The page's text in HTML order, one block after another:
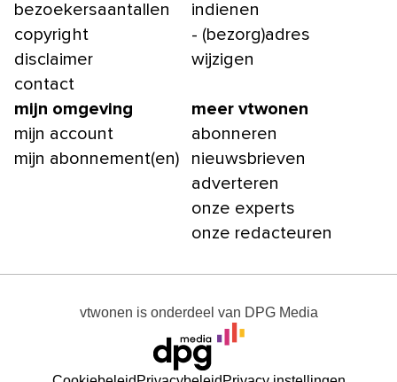
bezoekersaantallen
copyright
disclaimer
contact
indienen
- (bezorg)adres
wijzigen
mijn omgeving
mijn account
mijn abonnement(en)
meer vtwonen
abonneren
nieuwsbrieven
adverteren
onze experts
onze redacteuren
vtwonen is onderdeel van DPG Media